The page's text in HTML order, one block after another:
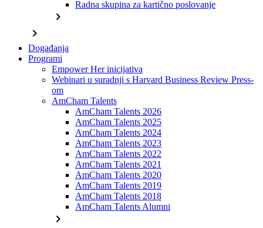
Radna skupina za kartično poslovanje
chevron_right
chevron_right
Događanja
Programi
Empower Her inicijativa
Webinari u suradnji s Harvard Business Review Press-
om
AmCham Talents
AmCham Talents 2026
AmCham Talents 2025
AmCham Talents 2024
AmCham Talents 2023
AmCham Talents 2022
AmCham Talents 2021
AmCham Talents 2020
AmCham Talents 2019
AmCham Talents 2018
AmCham Talents Alumni
chevron_right